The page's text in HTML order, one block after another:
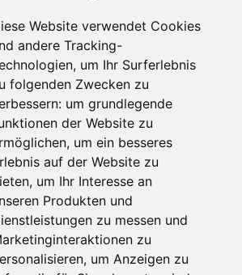
Website verwendet Cookies
andere Tracking-
um Ihr Surferlebnis
folgenden Zwecken zu
um grundlegende
der Website zu
, um ein besseres
auf der Website zu
, um Ihr Interesse an
Produkten und
zu messen und
zu
, um Anzeigen zu
Für Makler:innen
Über Uns
Vorteile
Kontakt
Software Partner
Teilnahme
FAQ